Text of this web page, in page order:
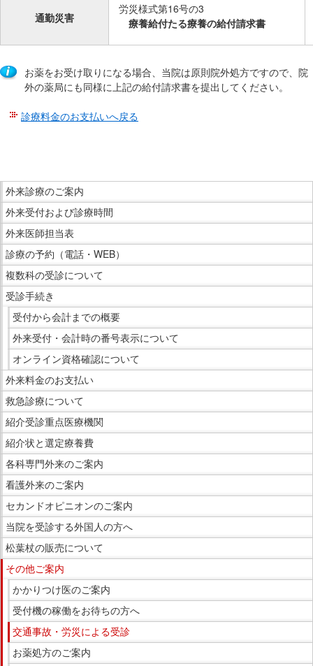
通勤災害
労災様式第16号の3
療養給付たる療養の給付請求書
お薬をお受け取りになる場合、当院は原則院外処方ですので、院
外の薬局にも同様に上記の給付請求書を提出してください。
診療料金のお支払いへ戻る
で
本
文
で
す。
こ
こ
か
ら
サ
イ
ド
メ
ュ
ー
で
す。
外来診療のご案内
外来受付および診療時間
外来医師担当表
診療の予約（電話・WEB）
複数科の受診について
受診手続き
受付から会計までの概要
外来受付・会計時の番号表示について
オンライン資格確認について
外来料金のお支払い
救急診療について
紹介受診重点医療機関
紹介状と選定療養費
各科専門外来のご案内
看護外来のご案内
セカンドオピニオンのご案内
当院を受診する外国人の方へ
松葉杖の販売について
その他ご案内
かかりつけ医のご案内
受付機の稼働をお待ちの方へ
交通事故・労災による受診
お薬処方のご案内